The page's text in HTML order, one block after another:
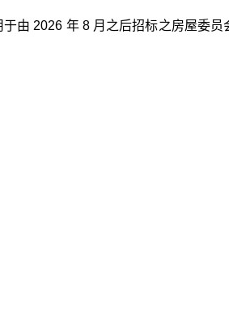
由 2026 年 8 月之后招标之房屋委员